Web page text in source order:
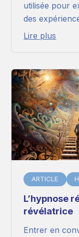
utilisée pour
des
Lire plus
ARTICLE
L’hypnose
révélatrice
Entrer en